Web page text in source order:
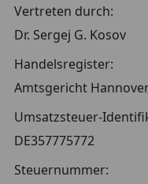
Vertreten durch:
Dr. Sergej G. Kosov
Handelsregister:
Amtsgericht
Umsatzsteuer-
DE357775772
Steuernummer: